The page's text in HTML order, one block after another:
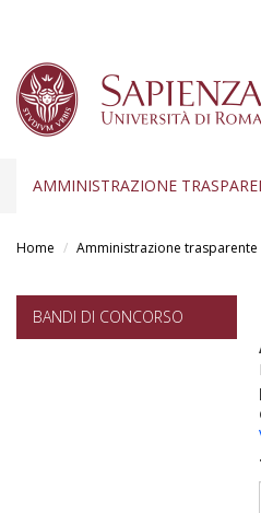
AMMINISTRAZIONE
Home Amministrazione trasparente
BANDI DI CONCORSO